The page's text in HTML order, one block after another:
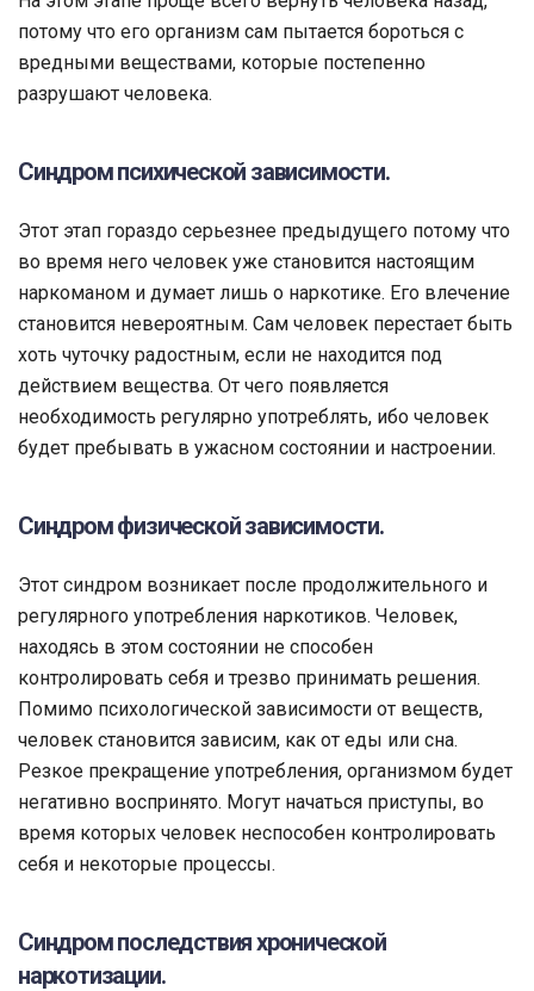
потому что его организм сам пытается бороться с
вредными веществами, которые постепенно
разрушают человека.
Синдром психической зависимости.
Этот этап гораздо серьезнее предыдущего потому что
во время него человек уже становится настоящим
наркоманом и думает лишь о наркотике. Его влечение
становится невероятным. Сам человек перестает быть
хоть чуточку радостным, если не находится под
действием вещества. От чего появляется
необходимость регулярно употреблять, ибо человек
будет пребывать в ужасном состоянии и настроении.
Синдром физической зависимости.
Этот синдром возникает после продолжительного и
регулярного употребления наркотиков. Человек,
находясь в этом состоянии не способен
контролировать себя и трезво принимать решения.
Помимо психологической зависимости от веществ,
человек становится зависим, как от еды или сна.
Резкое прекращение употребления, организмом будет
негативно воспринято. Могут начаться приступы, во
время которых человек неспособен контролировать
себя и некоторые процессы.
Синдром последствия хронической
наркотизации.